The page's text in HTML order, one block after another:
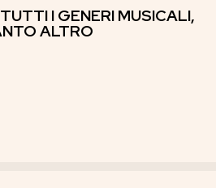
I GENERI MUSICALI,
ALTRO